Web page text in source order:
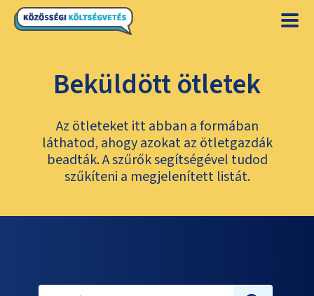
Beküldött ötletek
Az ötleteket itt abban a formában
láthatod, ahogy azokat az ötletgazdák
beadták. A szűrők segítségével tudod
szűkíteni a megjelenített listát.